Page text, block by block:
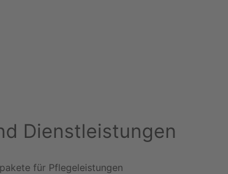
Dienstleistungen
für Pflegeleistungen